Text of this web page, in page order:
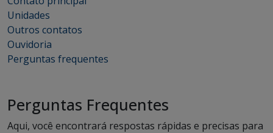
Unidades
Outros contatos
Ouvidoria
Perguntas frequentes
Perguntas Frequentes
Aqui, você encontrará respostas rápidas e precisas para